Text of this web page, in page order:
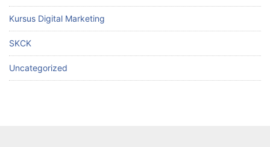
Kursus Digital Marketing
SKCK
Uncategorized